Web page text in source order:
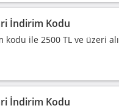
İndirim Kodu
ile 2500 TL ve üzeri
İndirim Kodu